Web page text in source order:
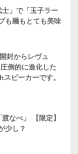
」で「玉子ラー
も麺もとても美味
封からレヴュ
倒的に進化した
ピーカーです。
なべ」 【限定】
少し？